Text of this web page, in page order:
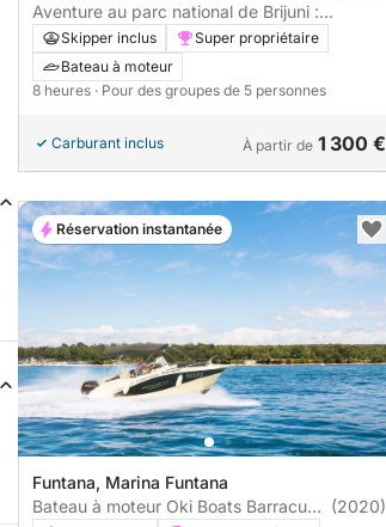
Aventure au parc national de Brijuni :
explorez, nagez et savourez l'Adriatique
Skipper inclus
Super propriétaire
Bateau à moteur
8 heures · Pour des groupes de 5 personnes
Carburant inclus À partir de 1 300 €
Funtana, Marina Funtana
Bateau à moteur Oki Boats Barracuda (2020)
Réservation instantanée